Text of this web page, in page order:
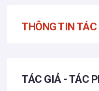
THÔNG TIN
TÁC GIẢ - TÁC